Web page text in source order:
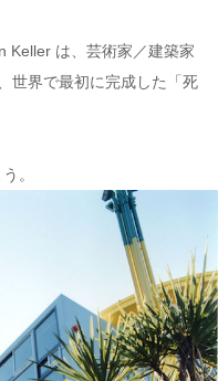
Keller は、芸術家／建築家
世界で最初に完成した「死
。